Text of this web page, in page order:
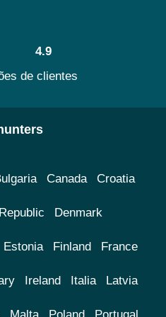
4.9
de clientes
Canada Croatia
Denmark
Estonia Finland France
Ireland Italia Latvia